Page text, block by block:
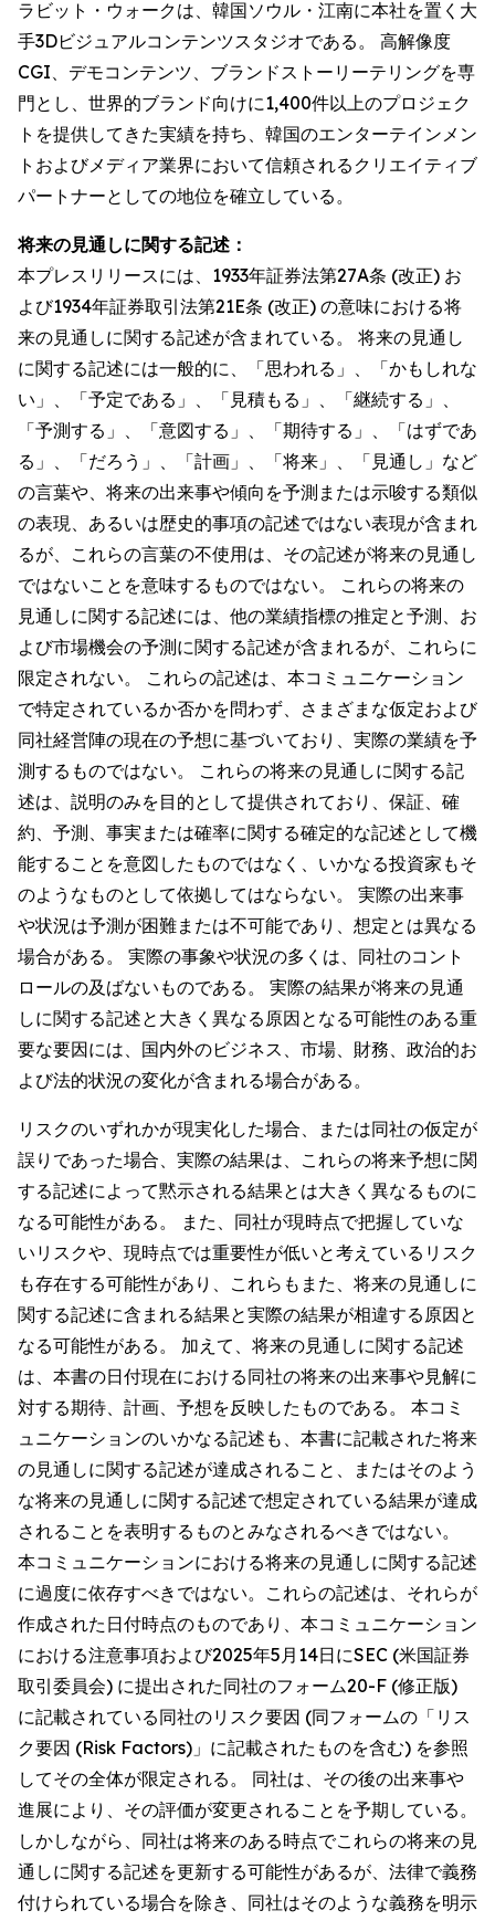
ラビット・ウォークは、韓国ソウル・江南に本社を置く大
手3Dビジュアルコンテンツスタジオである。 高解像度
CGI、デモコンテンツ、ブランドストーリーテリングを専
門とし、世界的ブランド向けに1,400件以上のプロジェク
トを提供してきた実績を持ち、韓国のエンターテインメン
トおよびメディア業界において信頼されるクリエイティブ
パートナーとしての地位を確立している。
将来の見通しに関する記述：
本プレスリリースには、1933年証券法第27A条 (改正) お
よび1934年証券取引法第21E条 (改正) の意味における将
来の見通しに関する記述が含まれている。 将来の見通し
に関する記述には一般的に、「思われる」、「かもしれな
い」、「予定である」、「見積もる」、「継続する」、
「予測する」、「意図する」、「期待する」、「はずであ
る」、「だろう」、「計画」、「将来」、「見通し」など
の言葉や、将来の出来事や傾向を予測または示唆する類似
の表現、あるいは歴史的事項の記述ではない表現が含まれ
るが、これらの言葉の不使用は、その記述が将来の見通し
ではないことを意味するものではない。 これらの将来の
見通しに関する記述には、他の業績指標の推定と予測、お
よび市場機会の予測に関する記述が含まれるが、これらに
限定されない。 これらの記述は、本コミュニケーション
で特定されているか否かを問わず、さまざまな仮定および
同社経営陣の現在の予想に基づいており、実際の業績を予
測するものではない。 これらの将来の見通しに関する記
述は、説明のみを目的として提供されており、保証、確
約、予測、事実または確率に関する確定的な記述として機
能することを意図したものではなく、いかなる投資家もそ
のようなものとして依拠してはならない。 実際の出来事
や状況は予測が困難または不可能であり、想定とは異なる
場合がある。 実際の事象や状況の多くは、同社のコント
ロールの及ばないものである。 実際の結果が将来の見通
しに関する記述と大きく異なる原因となる可能性のある重
要な要因には、国内外のビジネス、市場、財務、政治的お
よび法的状況の変化が含まれる場合がある。
リスクのいずれかが現実化した場合、または同社の仮定が
誤りであった場合、実際の結果は、これらの将来予想に関
する記述によって黙示される結果とは大きく異なるものに
なる可能性がある。 また、同社が現時点で把握していな
いリスクや、現時点では重要性が低いと考えているリスク
も存在する可能性があり、これらもまた、将来の見通しに
関する記述に含まれる結果と実際の結果が相違する原因と
なる可能性がある。 加えて、将来の見通しに関する記述
は、本書の日付現在における同社の将来の出来事や見解に
対する期待、計画、予想を反映したものである。 本コミ
ュニケーションのいかなる記述も、本書に記載された将来
の見通しに関する記述が達成されること、またはそのよう
な将来の見通しに関する記述で想定されている結果が達成
されることを表明するものとみなされるべきではない。
本コミュニケーションにおける将来の見通しに関する記述
に過度に依存すべきではない。これらの記述は、それらが
作成された日付時点のものであり、本コミュニケーション
における注意事項および2025年5月14日にSEC (米国証券
取引委員会) に提出された同社のフォーム20-F (修正版)
に記載されている同社のリスク要因 (同フォームの「リス
ク要因 (Risk Factors)」に記載されたものを含む) を参照
してその全体が限定される。 同社は、その後の出来事や
進展により、その評価が変更されることを予期している。
しかしながら、同社は将来のある時点でこれらの将来の見
通しに関する記述を更新する可能性があるが、法律で義務
付けられている場合を除き、同社はそのような義務を明示